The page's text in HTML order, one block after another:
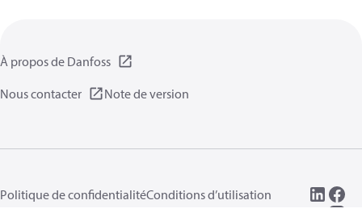
À propos de Danfoss
Nous contacter
Note de version
Politique de confidentialitéConditions d’utilisation